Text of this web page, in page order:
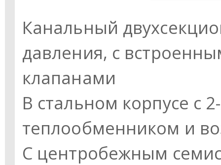
Канальный
давления, с
клапанами
В стальном корпусе с
теплообменником и
С центробежным